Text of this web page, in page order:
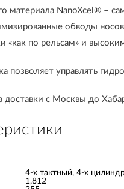
материала NanoXcel® –
обводы
«как по рельсам» и
позволяет управлять
доставки с Москвы до
4-х тактный, 4-х
1,812